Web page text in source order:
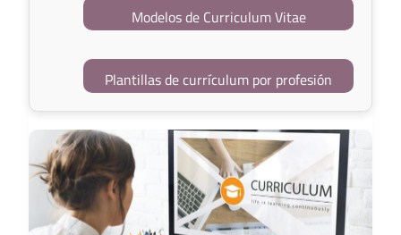
Modelos de Curriculum Vitae
Plantillas de currículum por profesión